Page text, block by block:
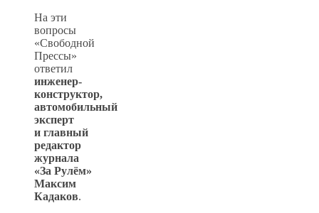
На эти
вопросы
«Свободной
Прессы»
ответил
инженер-
конструктор,
автомобильный
эксперт
и главный
редактор
журнала
«За Рулём»
Максим
Кадаков.